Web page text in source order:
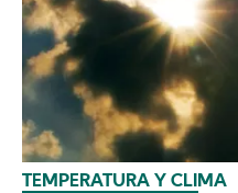
TEMPERATURA Y CLIMA